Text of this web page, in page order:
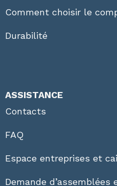
Comment choisir le
Durabilité
ASSISTANCE
Contacts
FAQ
Espace entreprises et
Demande